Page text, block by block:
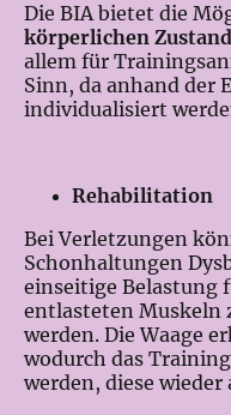
Die BIA bietet die
körperlichen
allem für
Sinn, da anhand der
individualisiert
Rehabilitation
Bei Verletzungen
Schonhaltungen
einseitige Belastung
entlasteten Muskeln
werden. Die Waage
wodurch das
werden, diese wieder